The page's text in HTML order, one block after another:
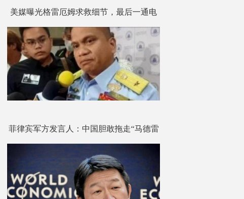
美媒曝光格雷厄姆求救细节，最后一通电
话打给了秘书
菲律宾军方发言人：中国胆敢拖走“马德雷